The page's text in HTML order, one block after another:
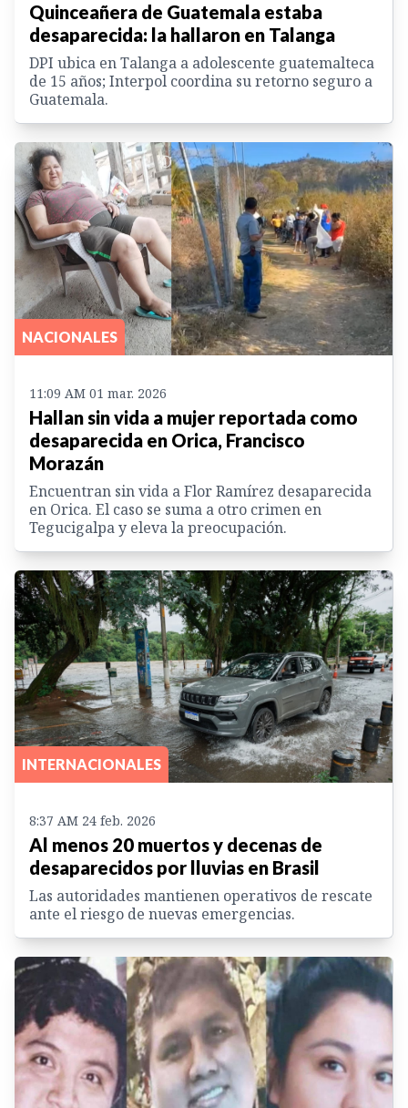
Quinceañera de Guatemala estaba
desaparecida: la hallaron en Talanga
DPI ubica en Talanga a adolescente guatemalteca
de 15 años; Interpol coordina su retorno seguro a
Guatemala.
NACIONALES
11:09 AM 01 mar. 2026
Hallan sin vida a mujer reportada como
desaparecida en Orica, Francisco
Morazán
Encuentran sin vida a Flor Ramírez desaparecida
en Orica. El caso se suma a otro crimen en
Tegucigalpa y eleva la preocupación.
INTERNACIONALES
8:37 AM 24 feb. 2026
Al menos 20 muertos y decenas de
desaparecidos por lluvias en Brasil
Las autoridades mantienen operativos de rescate
ante el riesgo de nuevas emergencias.